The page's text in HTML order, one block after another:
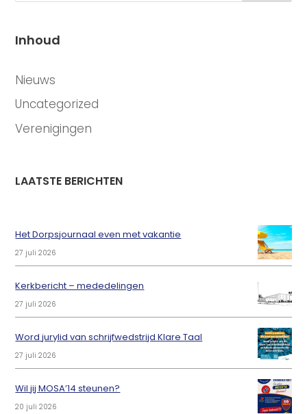
Inhoud
Nieuws
Uncategorized
Verenigingen
LAATSTE BERICHTEN
Het Dorpsjournaal even met vakantie
27 juli 2026
Kerkbericht – mededelingen
27 juli 2026
Word jurylid van schrijfwedstrijd Klare Taal
27 juli 2026
Wil jij MOSA’14 steunen?
20 juli 2026